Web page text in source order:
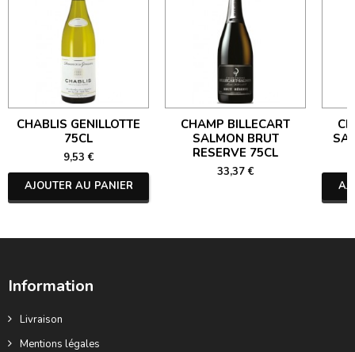
CHABLIS GENILLOTTE
75CL
9,53 €
AJOUTER AU PANIER
CHAMP BILLECART
SALMON BRUT
RESERVE 75CL
33,37 €
Information
Livraison
Mentions légales